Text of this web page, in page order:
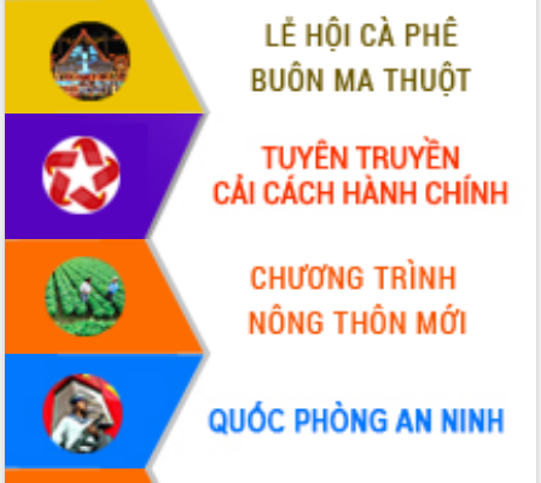
Trình diễn nghệ thuật chế biến các
món ăn từ sầu riêng
Đắk Lắk công bố Quy hoạch và xúc
tiến đầu tư tỉnh
Ngành cá ngừ Đắk Lắk chủ động thích
ứng để giữ vững thị trường xuất khẩu
Diễn đàn Kinh tế tư nhân Việt Nam đột
phá cơ chế - Hợp tác công tư
Đề án 06 tạo bước ngoặt đột phá trong
cải cách hành chính tỉnh Đắk Lắk
Kết nối tour, đẩy mạnh chuyển đổi số
để phát triển du lịch Đắk Lắk
Khởi động Dự án Đầu tư xây dựng hạ
tầng kỹ thuật Cụm công nghiệp Tân
Tiến
Gặp mặt các cơ quan báo chí nhân Kỷ
niệm 101 năm Ngày Báo chí Cách
mạng Việt Nam